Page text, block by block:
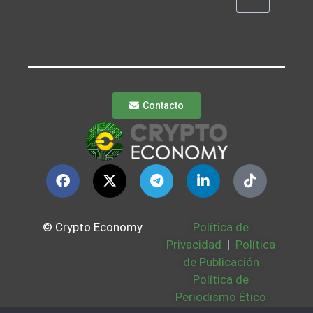
Contacto
© Crypto Economy
Política de
Privacidad | Política
de Publicación
Política de
Periodismo Ético